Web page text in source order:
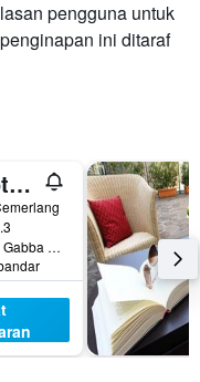
pengguna untuk
ini ditaraf
Bvlgari Hotel Milano
Via Privata Fratelli Gabba 7b, Milan, Milano, Itali